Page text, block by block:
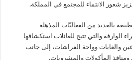
شعور الانتماء للمجتمع في المملكة.
بالعديد من الفعاليّات المذهلة
الوارفة والتي تتيح للعائلات استكشافها
والغابات وواحة الفراشات، إلى جانب
المأكولات والمشروبات.